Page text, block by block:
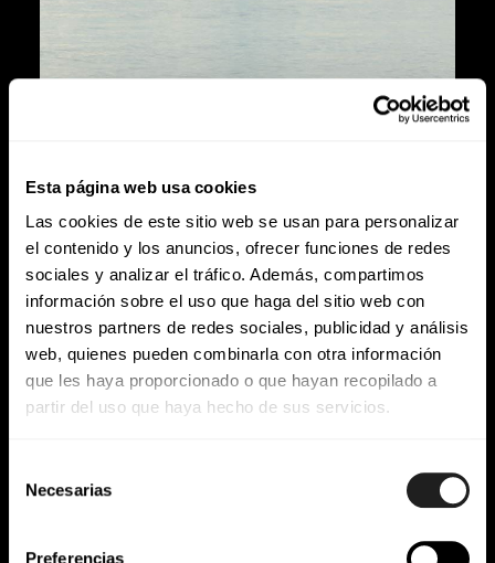
Esta página web usa cookies
Las cookies de este sitio web se usan para personalizar
el contenido y los anuncios, ofrecer funciones de redes
sociales y analizar el tráfico. Además, compartimos
información sobre el uso que haga del sitio web con
nuestros partners de redes sociales, publicidad y análisis
web, quienes pueden combinarla con otra información
que les haya proporcionado o que hayan recopilado a
partir del uso que haya hecho de sus servicios.
Necesarias
Preferencias
DISEÑO INDUSTRIAL